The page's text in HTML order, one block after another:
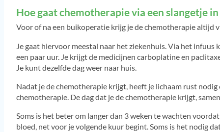
Hoe gaat chemotherapie via een slangetje
Voor of na een buikoperatie krijg je de chemotherapie altijd
Je gaat hiervoor meestal naar het ziekenhuis. Via het
een paar uur. Je krijgt de medicijnen carboplatine en
Je kunt dezelfde dag weer naar huis.
Nadat je de chemotherapie krijgt, heeft je lichaam rust
chemotherapie. De dag dat je de chemotherapie krijgt,
Soms is het beter om langer dan 3 weken te wachten
bloed, net voor je volgende kuur begint. Soms is het nodig